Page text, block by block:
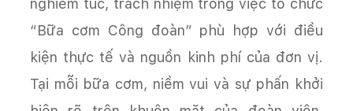
nghiêm túc, trách nhiệm trong việc tổ chức
“Bữa cơm Công đoàn” phù hợp với điều
kiện thực tế và nguồn kinh phí của đơn vị.
Tại mỗi bữa cơm, niềm vui và sự phấn khởi